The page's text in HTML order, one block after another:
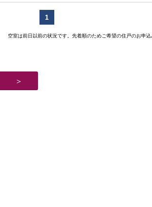
1
空室は前日以前の状況です。先着順のためご希望の住戸のお申込